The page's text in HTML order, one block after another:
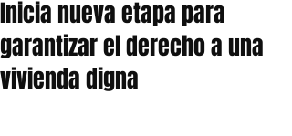
Inicia nueva etapa para
garantizar el derecho a una
vivienda digna